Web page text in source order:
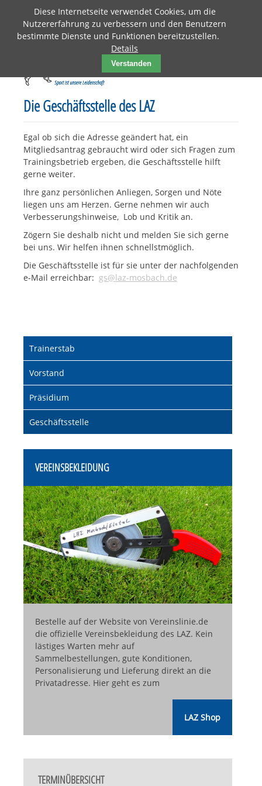
Die Geschäftsstelle des LAZ
Egal ob sich die Adresse geändert hat, ein
Mitgliedsantrag gebraucht wird oder sich Fragen zum
Trainingsbetrieb ergeben, die Geschäftsstelle hilft
gerne weiter.
Ihre ganz persönlichen Anliegen, Sorgen und Nöte
liegen uns am Herzen. Gerne nehmen wir auch
Verbesserungshinweise, Lob und Kritik an.
Zögern Sie deshalb nicht und melden Sie sich gerne
bei uns. Wir helfen ihnen schnellstmöglich.
Die Geschäftsstelle ist für sie unter der nachfolgenden
e-Mail erreichbar: gs@laz-mosbach.de
überspringen
Trainerstab
Vorstand
Präsidium
Geschäftsstelle
VEREINSBEKLEIDUNG
Bestelle auf der Website von Vereinslinie.de
die offizielle Vereinsbekleidung des LAZ. Kein
lästiges Warten mehr auf
Sammelbestellungen, gute Konditionen,
Personalisierung und Lieferung direkt an die
Privatadresse. Hier geht es zum
LAZ Shop
TERMINÜBERSICHT
Diese Internetseite verwendet Cookies, um die
Nutzererfahrung zu verbessern und den Benutzern
bestimmte Dienste und Funktionen bereitzustellen.
Details
Verstanden